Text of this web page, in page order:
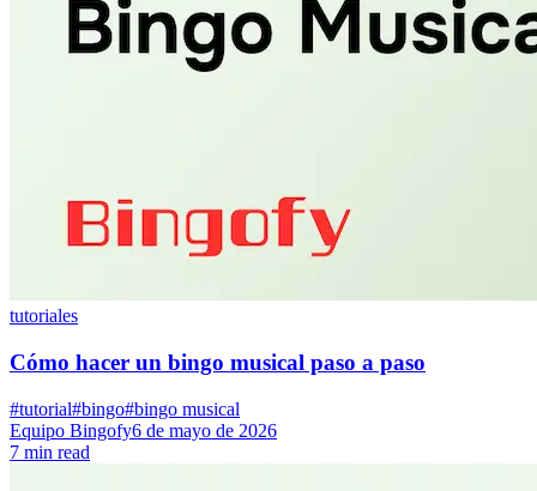
tutoriales
Cómo hacer un bingo musical paso a paso
#tutorial#bingo#bingo musical
Equipo Bingofy6 de mayo de 2026
7 min read